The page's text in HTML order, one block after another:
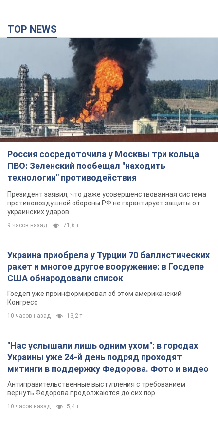
TOP NEWS
Россия сосредоточила у Москвы три кольца
ПВО: Зеленский пообещал "находить
технологии" противодействия
Президент заявил, что даже усовершенствованная система
противовоздушной обороны РФ не гарантирует защиты от
украинских ударов
9 часов назад 71,6 т.
Украина приобрела у Турции 70 баллистических
ракет и многое другое вооружение: в Госдепе
США обнародовали список
Госдеп уже проинформировал об этом американский
Конгресс
10 часов назад 13,2 т.
"Нас услышали лишь одним ухом": в городах
Украины уже 24-й день подряд проходят
митинги в поддержку Федорова. Фото и видео
Антиправительственные выступления с требованием
вернуть Федорова продолжаются до сих пор
10 часов назад 5,4 т.